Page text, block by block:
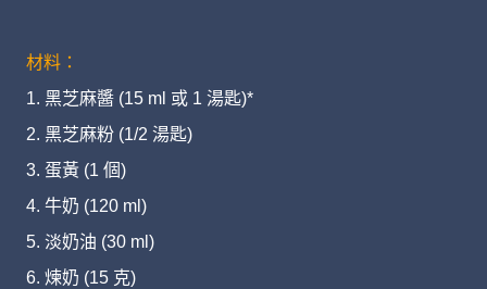
材料：
1. 黑芝麻醬 (15 ml 或 1 湯匙)*
2. 黑芝麻粉 (1/2 湯匙)
3. 蛋黃 (1 個)
4. 牛奶 (120 ml)
5. 淡奶油 (30 ml)
6. 煉奶 (15 克)